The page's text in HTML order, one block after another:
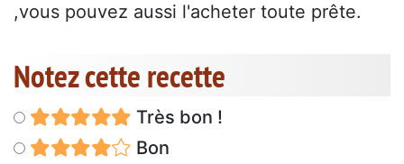
,vous pouvez aussi l'acheter toute prête.
Notez cette recette
Très bon !
Bon